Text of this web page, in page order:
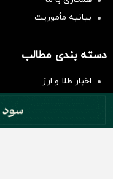
بیانیه مأموریت
دسته بندی مطالب
اخبار طلا و ارز
اخبار بورس